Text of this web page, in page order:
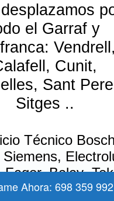
el Garraf y
Vendrell,
Cunit,
Sant
Sitges ..
Técnico
Siemens,
Fagor, Balay
.. consulte por su
Ahora: 698 359 992